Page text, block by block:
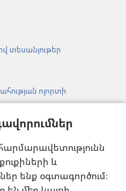
և
ենք օգտագործում։
տեսանյութեր
ոլորտի